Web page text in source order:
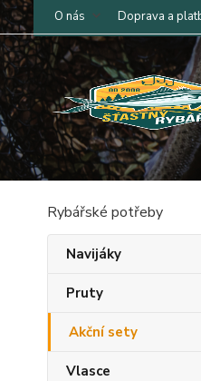
O nás Doprava a
Rybářské potřeby
Navijáky
Pruty
Akční sety
Vlasce